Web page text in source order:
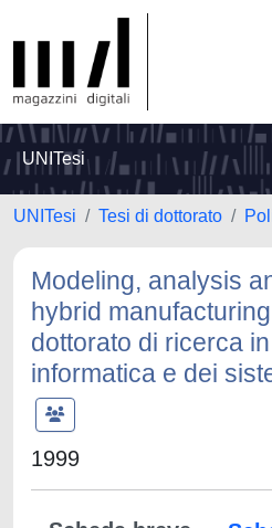
UNITesi
UNITesi Tesi di dottorato
Modeling, analysis
hybrid
dottorato di ricerca
informatica e dei
1999